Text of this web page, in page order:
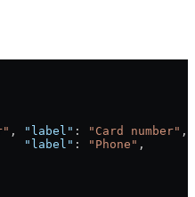
, "label" : "Card number" ,
"label" : "Phone" ,